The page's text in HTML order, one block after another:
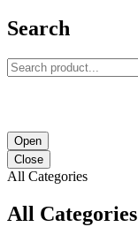
Search
Open
Close
All Categories
All Categories